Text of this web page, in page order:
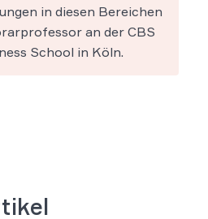
in diesen Bereichen
an der CBS
School in Köln.